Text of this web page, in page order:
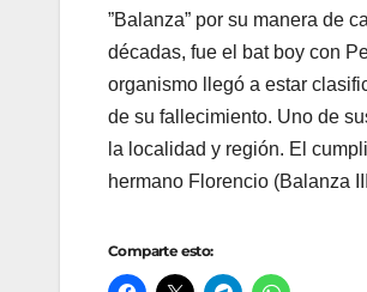
”Balanza” por su manera de
décadas, fue el bat boy con
organismo llegó a estar
de su fallecimiento. Uno de
la localidad y región. El
hermano Florencio (Balanza
Comparte esto: